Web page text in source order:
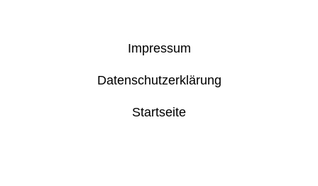
Impressum
Datenschutzerklärung
Startseite